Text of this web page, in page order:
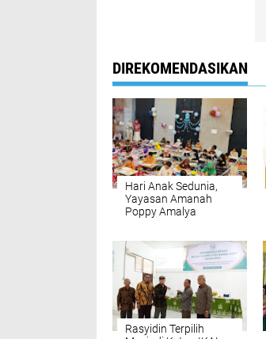
DIREKOMENDASIKAN
Hari Anak Sedunia,
Yayasan Amanah
Poppy Amalya
Anak
Rasyidin Terpilih